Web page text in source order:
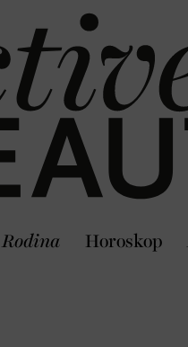
Rodina Horoskop